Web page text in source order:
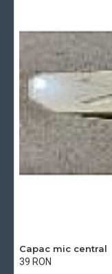
Capac mic central
39 RON